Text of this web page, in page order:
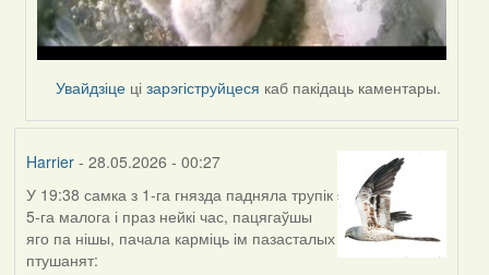
Увайдзіце цізарэгіструйцеся каб пакідаць каментары.
Harrier- 28.05.2026 - 00:27
У 19:38 самка з 1-га гнязда падняла трупік
5-га малога і праз нейкі час, пацягаўшы
яго па нішы, пачала карміць ім пазасталых
птушанят: